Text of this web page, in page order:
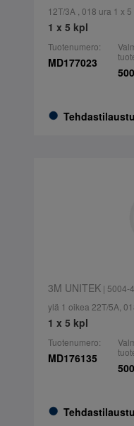
12T/3A , 018 ura 1 x 5
1 x 5 kpl
Tuotenumero:
MD177023
3M UNITEK| 5004-
ylä 1 oikea 22T/5A,
1 x 5 kpl
Tuotenumero:
MD176135